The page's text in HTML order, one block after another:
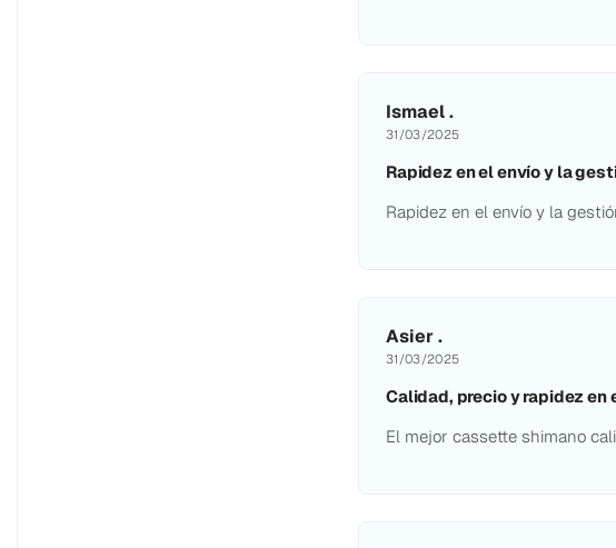
Ismael .
31/03/2025
Rapidez en el envío y la
Rapidez en el envío y la
Asier .
31/03/2025
Calidad, precio y rapidez en
El mejor cassette shimano